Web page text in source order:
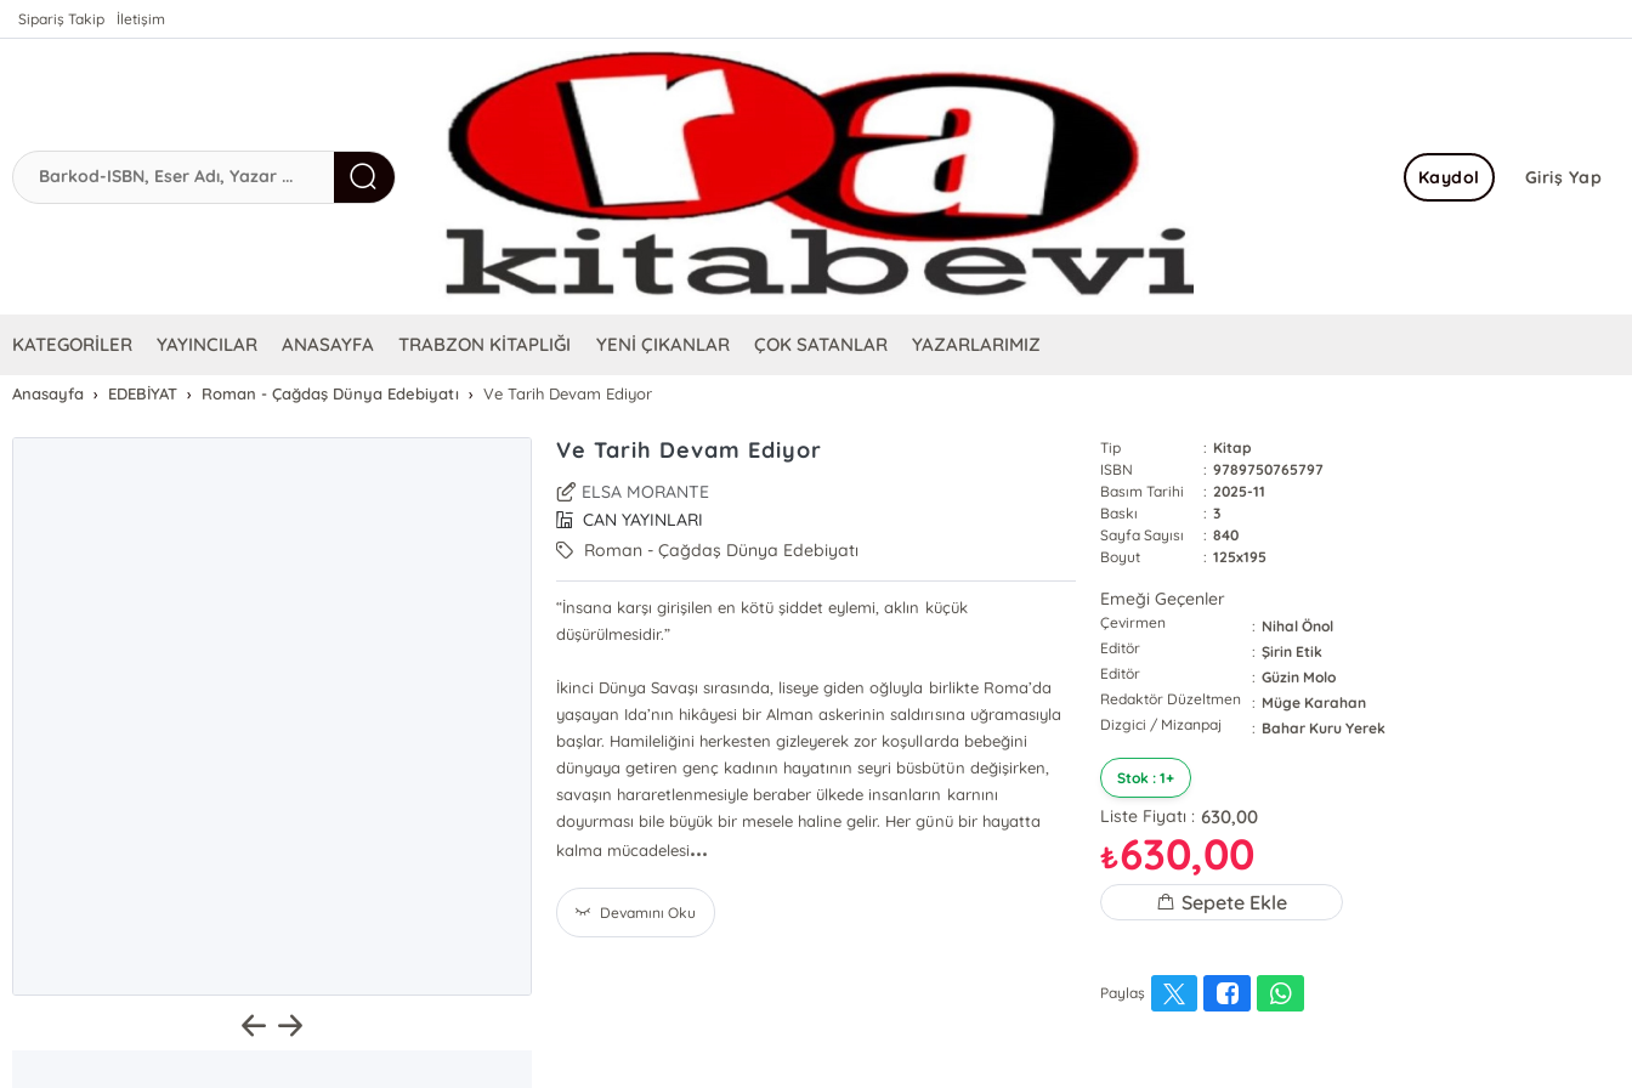
Sipariş Takip İletişim
Giriş Yap
Kaydol
KATEGORİLER YAYINCILAR ANASAYFA TRABZON KİTAPLIĞI YENİ ÇIKANLAR ÇOK SATANLAR YAZARLARIMIZ
Anasayfa EDEBİYAT Roman - Çağdaş Dünya Edebiyatı Ve Tarih Devam Ediyor
Ve Tarih Devam Ediyor
ELSA MORANTE
CAN YAYINLARI
Roman - Çağdaş Dünya Edebiyatı
“İnsana karşı girişilen en kötü şiddet eylemi, aklın küçük
düşürülmesidir.”
İkinci Dünya Savaşı sırasında, liseye giden oğluyla birlikte Roma’da
yaşayan Ida’nın hikâyesi bir Alman askerinin saldırısına uğramasıyla
başlar. Hamileliğini herkesten gizleyerek zor koşullarda bebeğini
dünyaya getiren genç kadının hayatının seyri büsbütün değişirken,
savaşın hararetlenmesiyle beraber ülkede insanların karnını
doyurması bile büyük bir mesele haline gelir. Her günü bir hayatta
kalma mücadelesi...
Devamını Oku
Tip : Kitap
ISBN
: 9789750765797
Basım Tarihi
: 2025-11
Baskı
: 3
Sayfa Sayısı
: 840
Boyut
: 125x195
Emeği Geçenler
Çevirmen : Nihal Önol
Editör
: Şirin Etik
Editör
: Güzin Molo
Redaktör Düzeltmen
: Müge Karahan
Dizgici / Mizanpaj
: Bahar Kuru Yerek
Stok : 1+
Liste Fiyatı : 630,00
₺630,00
Sepete Ekle
Paylaş